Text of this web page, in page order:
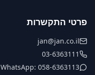
פרטי התקשרות
jan@jan.co.il
03-6363111
WhatsApp: 058-6363113